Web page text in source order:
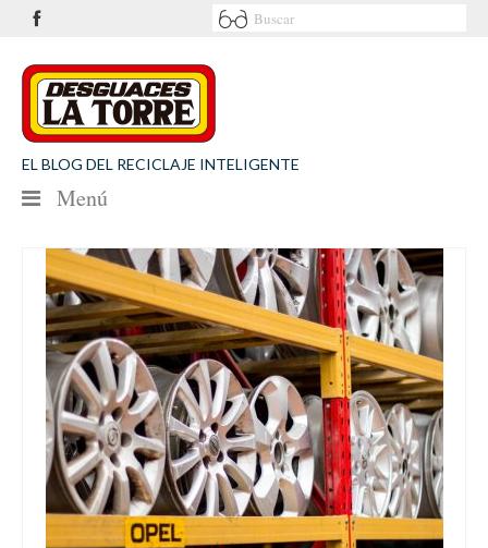
EL BLOG DEL RECICLAJE INTELIGENTE
Menú
NOTICIAS
SEGURIDAD VIAL
MEDIO AMBIENTE
PATROCINIOS
CONTACTO
Desguaces La Torre